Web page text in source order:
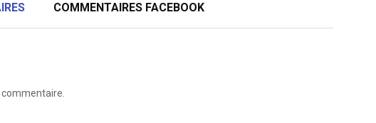
COMMENTAIRES FACEBOOK